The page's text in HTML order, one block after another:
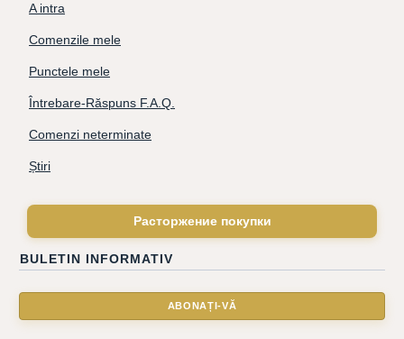
A intra
Comenzile mele
Punctele mele
Întrebare-Răspuns F.A.Q.
Comenzi neterminate
Știri
Расторжение покупки
BULETIN INFORMATIV